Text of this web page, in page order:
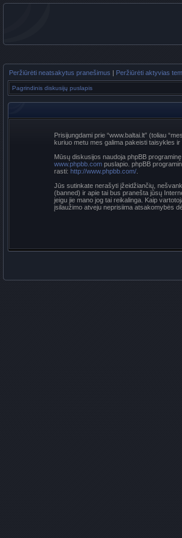
Peržiūrėti neatsakytus pranešimus | Peržiūrėti aktyvias
Pagrindinis diskusijų puslapis
Prisijungdami prie “www.baltai.lt” (toliau
kuriuo metu mes galima pakeisti taisykles
Mūsų diskusijos naudoja phpBB programinę
www.phpbb.compuslapio. phpBB
rasti: http://www.phpbb.com/.
Jūs sutinkate nerašyti įžeidžiančių,
(banned) ir apie tai bus pranešta jūsų
jeigu jie mano jog tai reikalinga. Kaip
įsilaužimo atveju neprisiima atsakomybės